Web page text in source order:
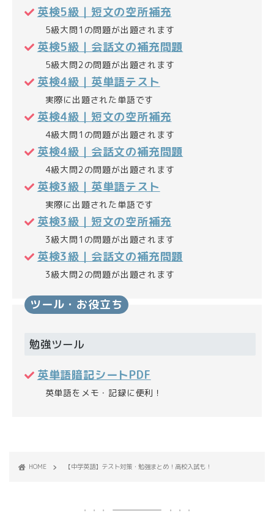
英検5級｜短文の空所補充
5級大問1の問題が出題されます
英検5級｜会話文の補充問題
5級大問2の問題が出題されます
英検4級｜英単語テスト
実際に出題された単語です
英検4級｜短文の空所補充
4級大問1の問題が出題されます
英検4級｜会話文の補充問題
4級大問2の問題が出題されます
英検3級｜英単語テスト
実際に出題された単語です
英検3級｜短文の空所補充
3級大問1の問題が出題されます
英検3級｜会話文の補充問題
3級大問2の問題が出題されます
ツール・お役立ち
勉強ツール
英単語暗記シートPDF
英単語をメモ・記録に便利！
HOME 【中学英語】テスト対策・勉強まとめ！高校入試も！